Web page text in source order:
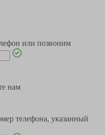
или позвоним
нам
телефона, указанный